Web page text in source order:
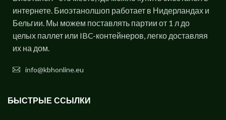
интернете. Биоэтанолшоп работает в Нидерландах и
Бельгии. Мы можем поставлять партии от 1 л до
целых паллет или IBC-контейнеров, легко доставляя
их на дом.
info@kbhonline.eu
БЫСТРЫЕ ССЫЛКИ